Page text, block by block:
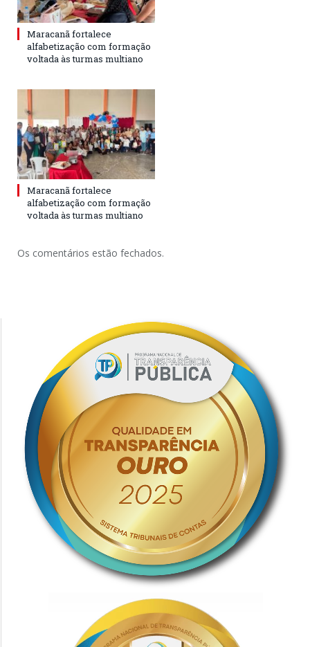
Maracanã fortalece
alfabetização com formação
voltada às turmas multiano
Maracanã fortalece
alfabetização com formação
voltada às turmas multiano
Os comentários estão fechados.